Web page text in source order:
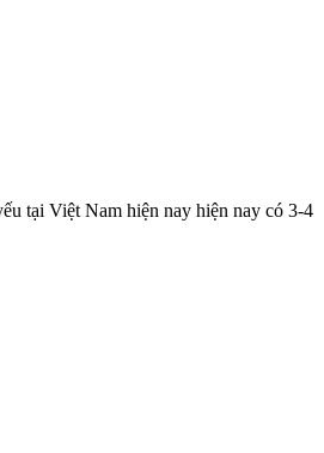
tại Việt Nam hiện nay hiện nay có 3-4